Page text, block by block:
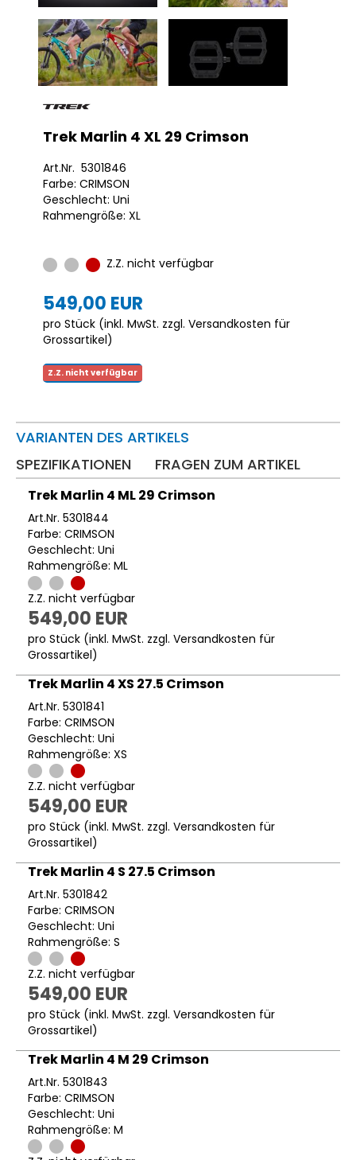
Trek Marlin 4 XL 29 Crimson
Art.Nr. 5301846
Farbe: CRIMSON
Geschlecht: Uni
Rahmengröße: XL
Z.Z. nicht verfügbar
549,00 EUR
pro Stück (inkl. MwSt. zzgl. Versandkosten für
Grossartikel)
Z.Z. nicht verfügbar
VARIANTEN DES ARTIKELS
SPEZIFIKATIONEN
FRAGEN ZUM ARTIKEL
Trek Marlin 4 ML 29 Crimson
Art.Nr. 5301844
Farbe: CRIMSON
Geschlecht: Uni
Rahmengröße: ML
Z.Z. nicht verfügbar
549,00 EUR
pro Stück (inkl. MwSt. zzgl. Versandkosten für
Grossartikel)
Trek Marlin 4 XS 27.5 Crimson
Art.Nr. 5301841
Farbe: CRIMSON
Geschlecht: Uni
Rahmengröße: XS
Z.Z. nicht verfügbar
549,00 EUR
pro Stück (inkl. MwSt. zzgl. Versandkosten für
Grossartikel)
Trek Marlin 4 S 27.5 Crimson
Art.Nr. 5301842
Farbe: CRIMSON
Geschlecht: Uni
Rahmengröße: S
Z.Z. nicht verfügbar
549,00 EUR
pro Stück (inkl. MwSt. zzgl. Versandkosten für
Grossartikel)
Trek Marlin 4 M 29 Crimson
Art.Nr. 5301843
Farbe: CRIMSON
Geschlecht: Uni
Rahmengröße: M